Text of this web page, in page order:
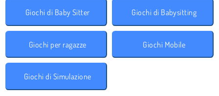
Giochi di Baby Sitter Giochi di Babysitting
Giochi per ragazze Giochi Mobile
Giochi di Simulazione